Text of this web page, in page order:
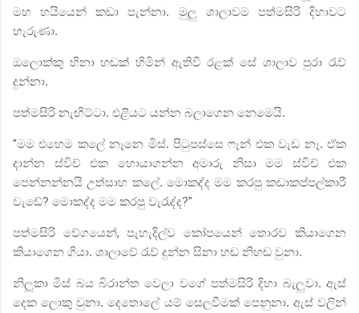
මහ හයියෙන් කඩා පැන්නා. මුලු ශාලාවම පත්මසිරි දිහාවට
හැරුණා.
ඔලොක්කු හිනා හඬක් හිමින් ඇතිවී රළක් සේ ශාලාව පුරා රැව්
දුන්නා.
පත්මසිරි නැඟිට්ටා. එළියට යන්න බලාගෙන නෙමෙයි.
"මම එහෙම කලේ නෑනෙ මිස්. පිටුපස්සෙ ෆෑන් එක වැඩ නෑ. ඒක
දාන්න ස්විච් එක හොයාගන්න අමාරු නිසා මම ස්විච් එක
පෙන්නන්නයි උත්සාහ කලේ. මොකද්ද මම කරපු කඩාකප්පල්කාරී
වැඩේ? මොකද්ද මම කරපු වැරැද්ද?"
පත්මසිරි වේගයෙන්,පැහැදිල්ව කෝපයෙන් තොරව කියාගෙන
කියාගෙන ගියා. ශාලාවේ රැව් දුන්න සිනා හඬ නිහඬ වුනා.
නිලූකා මිස් බය බිරාන්ත වෙලා වගේ පත්මසිරි දිහා බැලුවා. ඇස්
දෙක ලොකු වුනා. දෙතොලේ යම් සෙලවීමක් පෙනුනා. ඇස් වලින්